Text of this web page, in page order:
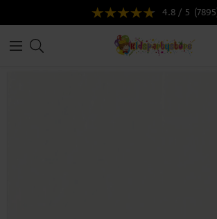
4.8 / 5